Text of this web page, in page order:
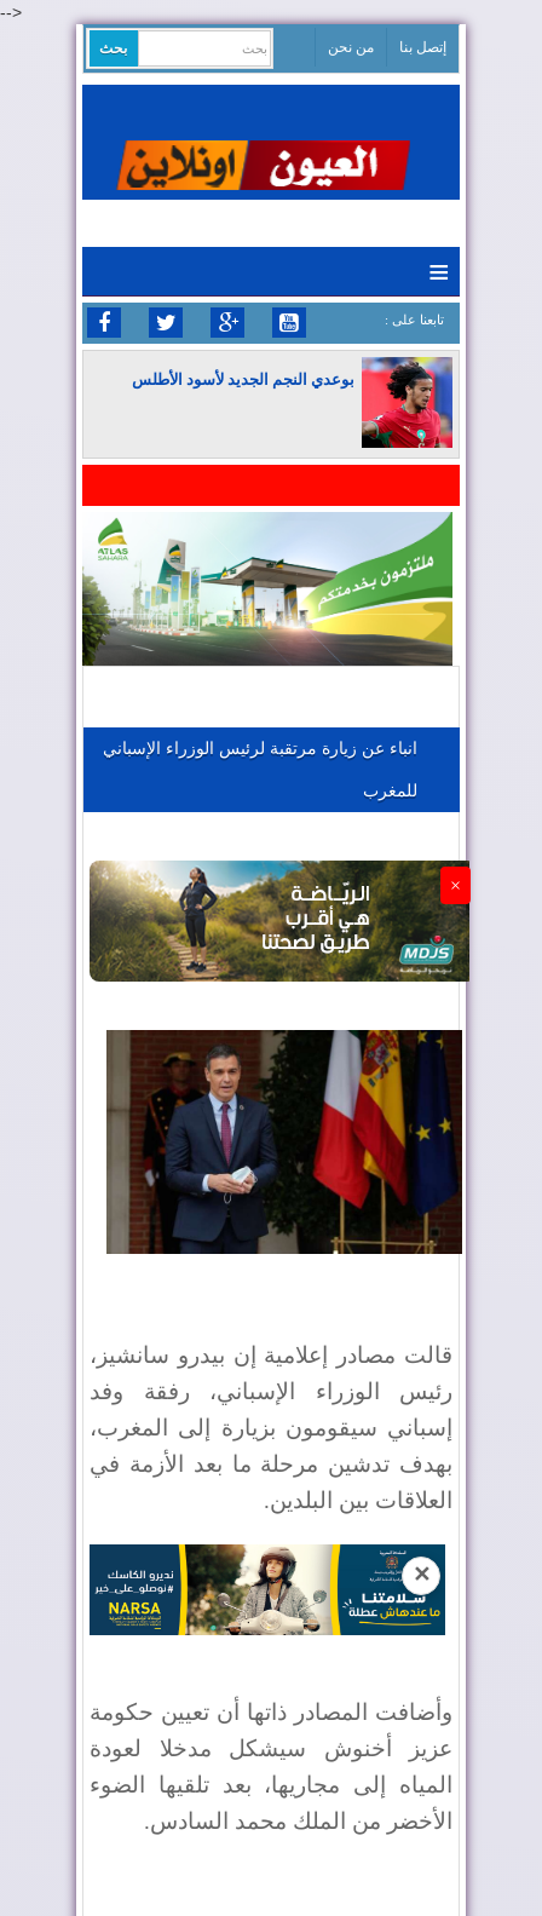
-->
إتصل بنا من نحن
≡
: تابعنا على
بوعدي النجم الجديد لأسود الأطلس
المغرب يعزز موقعه في صناعة الطيران
الجزائر تستسلم لفرنسا
انباء عن زيارة مرتقبة لرئيس الوزراء الإسباني
للمغرب
×
قالت مصادر إعلامية إن بيدرو سانشيز،
رئيس الوزراء الإسباني، رفقة وفد
إسباني سيقومون بزيارة إلى المغرب،
بهدف تدشين مرحلة ما بعد الأزمة في
العلاقات بين البلدين.
✕
وأضافت المصادر ذاتها أن تعيين حكومة
عزيز أخنوش سيشكل مدخلا لعودة
المياه إلى مجاريها، بعد تلقيها الضوء
الأخضر من الملك محمد السادس.